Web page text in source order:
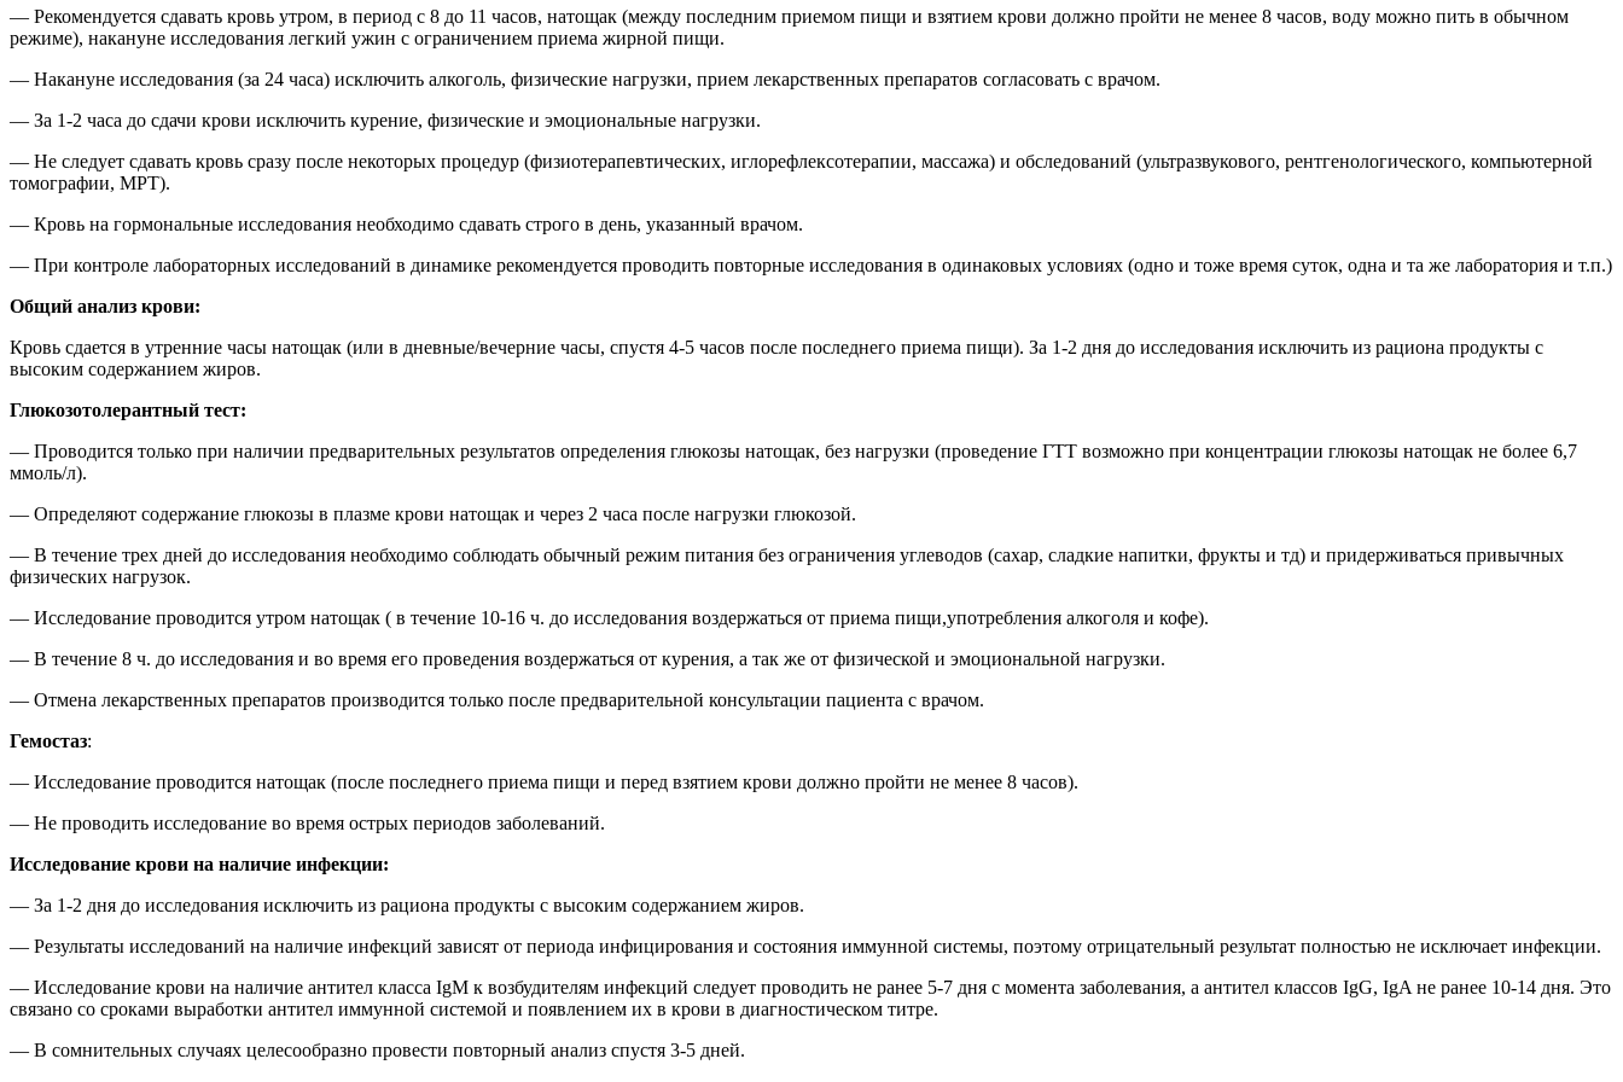
— Рекомендуется сдавать кровь утром, в период с 8 до 11 часов, натощак (между последним приемом пищи и взятием крови должно пройти не менее 8 часов, воду можно пить в обычном
режиме), накануне исследования легкий ужин с ограничением приема жирной пищи.
— Накануне исследования (за 24 часа) исключить алкоголь, физические нагрузки, прием лекарственных препаратов согласовать с врачом.
— За 1-2 часа до сдачи крови исключить курение, физические и эмоциональные нагрузки.
— Не следует сдавать кровь сразу после некоторых процедур (физиотерапевтических, иглорефлексотерапии, массажа) и обследований (ультразвукового, рентгенологического, компьютерной
томографии, МРТ).
— Кровь на гормональные исследования необходимо сдавать строго в день, указанный врачом.
— При контроле лабораторных исследований в динамике рекомендуется проводить повторные исследования в одинаковых условиях (одно и тоже время суток, одна и та же лаборатория и т.п.)
Общий анализ крови:
Кровь сдается в утренние часы натощак (или в дневные/вечерние часы, спустя 4-5 часов после последнего приема пищи). За 1-2 дня до исследования исключить из рациона продукты с
высоким содержанием жиров.
Глюкозотолерантный тест:
— Проводится только при наличии предварительных результатов определения глюкозы натощак, без нагрузки (проведение ГТТ возможно при концентрации глюкозы натощак не более 6,7
ммоль/л).
— Определяют содержание глюкозы в плазме крови натощак и через 2 часа после нагрузки глюкозой.
— В течение трех дней до исследования необходимо соблюдать обычный режим питания без ограничения углеводов (сахар, сладкие напитки, фрукты и тд) и придерживаться привычных
физических нагрузок.
— Исследование проводится утром натощак ( в течение 10-16 ч. до исследования воздержаться от приема пищи,употребления алкоголя и кофе).
— В течение 8 ч. до исследования и во время его проведения воздержаться от курения, а так же от физической и эмоциональной нагрузки.
— Отмена лекарственных препаратов производится только после предварительной консультации пациента с врачом.
Гемостаз:
— Исследование проводится натощак (после последнего приема пищи и перед взятием крови должно пройти не менее 8 часов).
— Не проводить исследование во время острых периодов заболеваний.
Исследование крови на наличие инфекции:
— За 1-2 дня до исследования исключить из рациона продукты с высоким содержанием жиров.
— Результаты исследований на наличие инфекций зависят от периода инфицирования и состояния иммунной системы, поэтому отрицательный результат полностью не исключает инфекции.
— Исследование крови на наличие антител класса IgМ к возбудителям инфекций следует проводить не ранее 5-7 дня с момента заболевания, а антител классов IgG, IgA не ранее 10-14 дня. Это
связано со сроками выработки антител иммунной системой и появлением их в крови в диагностическом титре.
— В сомнительных случаях целесообразно провести повторный анализ спустя 3-5 дней.